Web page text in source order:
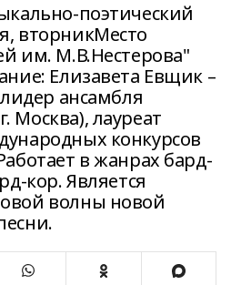
поэтический
вторникМесто
им. М.В.Нестерова"
Елизавета Евщик –
ансамбля
Москва), лауреат
конкурсов
в жанрах бард-
кор. Является
волны новой